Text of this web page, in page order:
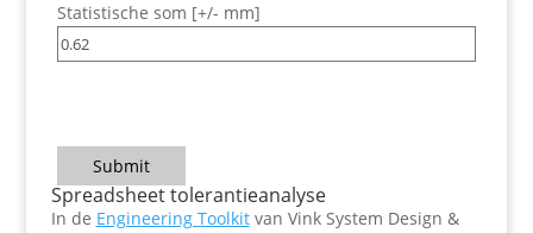
Statistische som [+/- mm]
Submit
Spreadsheet tolerantieanalyse
In de Engineering Toolkitvan Vink System Design &